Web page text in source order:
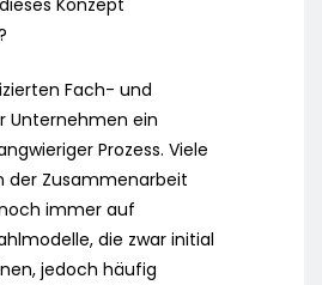
Fach- und
Unternehmen ein
Prozess. Viele
der Zusammenarbeit
immer auf
die zwar initial
jedoch häufig